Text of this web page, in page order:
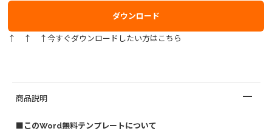
ダウンロード
↑ ↑ ↑今すぐダウンロードしたい方はこちら
商品説明
■このWord無料テンプレートについて